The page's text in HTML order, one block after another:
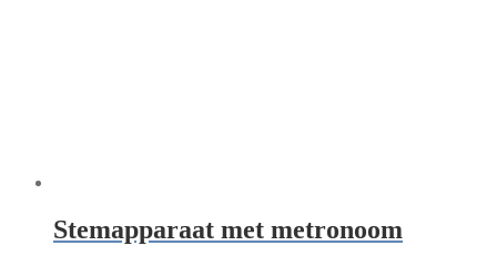
Stemapparaat met metronoom